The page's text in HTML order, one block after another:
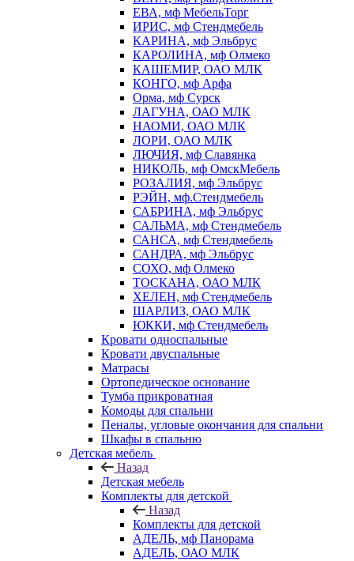
ЕВА, мф МебельТорг
ИРИС, мф Стендмебель
КАРИНА, мф Эльбрус
КАРОЛИНА, мф Олмеко
КАШЕМИР, ОАО МЛК
КОНГО, мф Арфа
Орма, мф Сурск
ЛАГУНА, ОАО МЛК
НАОМИ, ОАО МЛК
ЛОРИ, ОАО МЛК
ЛЮЧИЯ, мф Славянка
НИКОЛЬ, мф ОмскМебель
РОЗАЛИЯ, мф Эльбрус
РЭЙН, мф.Стендмебель
САБРИНА, мф Эльбрус
САЛЬМА, мф Стендмебель
САНСА, мф Стендмебель
САНДРА, мф Эльбрус
СОХО, мф Олмеко
ТОСКАНА, ОАО МЛК
ХЕЛЕН, мф Стендмебель
ШАРЛИЗ, ОАО МЛК
ЮККИ, мф Стендмебель
Кровати односпальные
Кровати двуспальные
Матрасы
Ортопедическое основание
Тумба прикроватная
Комоды для спальни
Пеналы, угловые окончания для спальни
Шкафы в спальню
Детская мебель
Назад
Детская мебель
Комплекты для детской
Назад
Комплекты для детской
АДЕЛЬ, мф Панорама
АДЕЛЬ, ОАО МЛК